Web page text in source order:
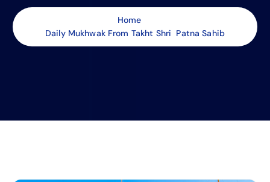
Home
Daily Mukhwak From Takht Shri Patna Sahib